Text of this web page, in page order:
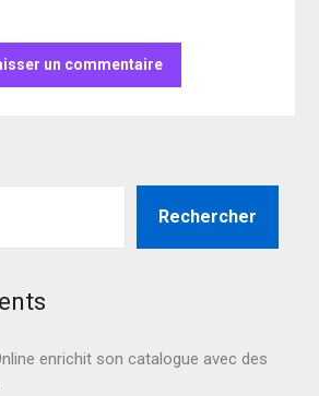
Rechercher
enrichit son catalogue avec des